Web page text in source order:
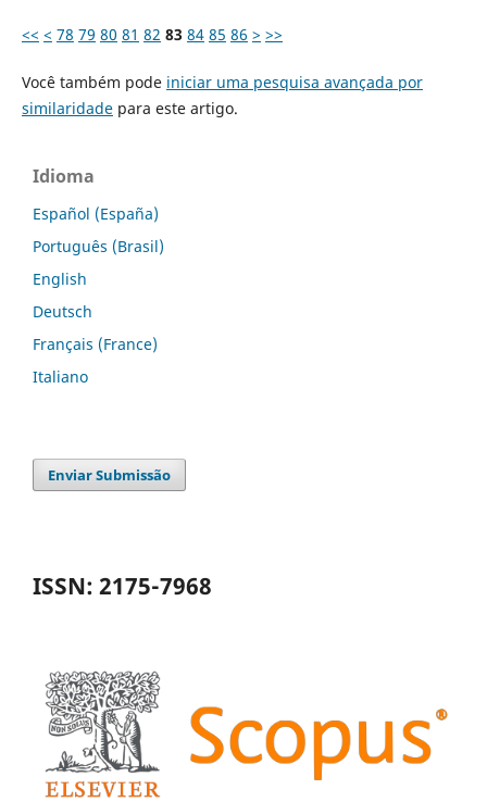
<< < 78 79 80 81 82 83 84 85 86 > >>
Você também pode iniciar uma pesquisa avançada por
similaridadepara este artigo.
Idioma
Español (España)
Português (Brasil)
English
Deutsch
Français (France)
Italiano
Enviar Submissão
ISSN: 2175-7968